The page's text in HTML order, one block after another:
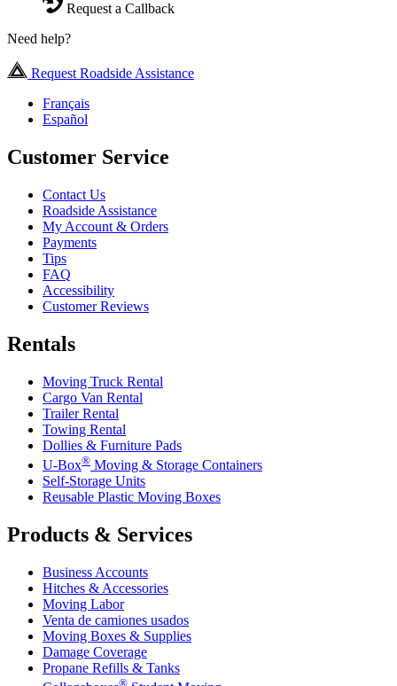
Request a Callback
Need help?
Request Roadside Assistance
Français
Español
Customer Service
Contact Us
Roadside Assistance
My Account & Orders
Payments
Tips
FAQ
Accessibility
Customer Reviews
Rentals
Moving Truck Rental
Cargo Van Rental
Trailer Rental
Towing Rental
Dollies & Furniture Pads
U-Box® Moving & Storage Containers
Self-Storage Units
Reusable Plastic Moving Boxes
Products & Services
Business Accounts
Hitches & Accessories
Moving Labor
Venta de camiones usados
Moving Boxes & Supplies
Damage Coverage
Propane Refills & Tanks
®